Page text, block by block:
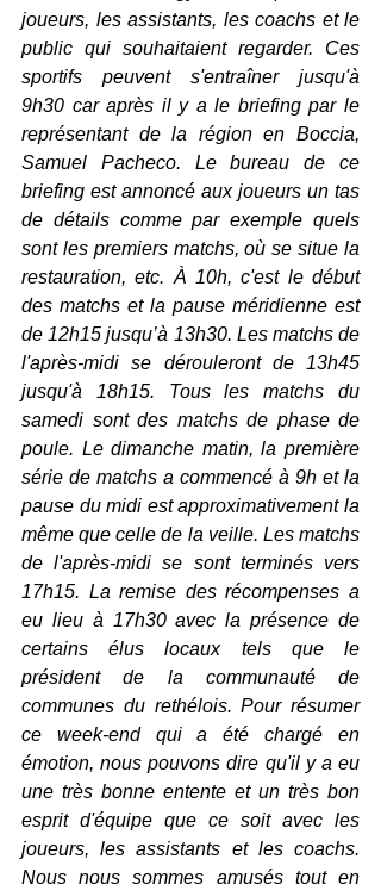
joueurs, les assistants, les coachs et le
public qui souhaitaient regarder. Ces
sportifs peuvent s'entraîner jusqu'à
9h30 car après il y a le briefing par le
représentant de la région en Boccia,
Samuel Pacheco. Le bureau de ce
briefing est annoncé aux joueurs un tas
de détails comme par exemple quels
sont les premiers matchs, où se situe la
restauration, etc. À 10h, c'est le début
des matchs et la pause méridienne est
de 12h15 jusqu’à 13h30. Les matchs de
l'après-midi se dérouleront de 13h45
jusqu'à 18h15. Tous les matchs du
samedi sont des matchs de phase de
poule. Le dimanche matin, la première
série de matchs a commencé à 9h et la
pause du midi est approximativement la
même que celle de la veille. Les matchs
de l'après-midi se sont terminés vers
17h15. La remise des récompenses a
eu lieu à 17h30 avec la présence de
certains élus locaux tels que le
président de la communauté de
communes du rethélois. Pour résumer
ce week-end qui a été chargé en
émotion, nous pouvons dire qu'il y a eu
une très bonne entente et un très bon
esprit d'équipe que ce soit avec les
joueurs, les assistants et les coachs.
Nous nous sommes amusés tout en